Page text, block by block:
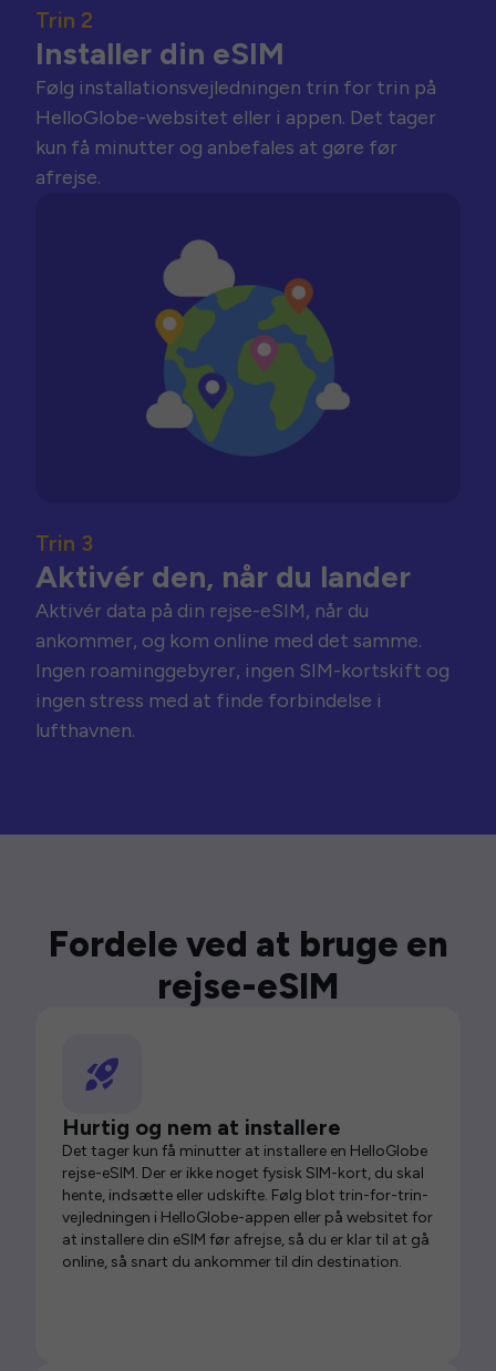
Trin 2
Installer din eSIM
Følg installationsvejledningen trin for trin på
HelloGlobe-websitet eller i appen. Det tager
kun få minutter og anbefales at gøre før
afrejse.
Trin 3
Aktivér den, når du lander
Aktivér data på din rejse-eSIM, når du
ankommer, og kom online med det samme.
Ingen roaminggebyrer, ingen SIM-kortskift og
ingen stress med at finde forbindelse i
lufthavnen.
Fordele ved at bruge en
rejse-eSIM
Hurtig og nem at installere
Det tager kun få minutter at installere en HelloGlobe
rejse-eSIM. Der er ikke noget fysisk SIM-kort, du skal
hente, indsætte eller udskifte. Følg blot trin-for-trin-
vejledningen i HelloGlobe-appen eller på websitet for
at installere din eSIM før afrejse, så du er klar til at gå
online, så snart du ankommer til din destination.